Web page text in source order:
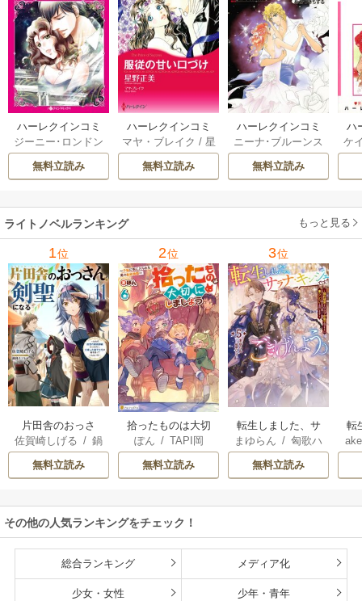
ハーレクインコミ
ックス セット 202
6年 vol.1064 1巻
ジーニー･ロンドン
橘花夜/ メアリ
ー･ライアンズ
ーガン/星合操/ア
ン･ウィール/ 津寺
里可子
無料立読み
ハーレクインコミ
ックス セット 202
6年 vol.1002 1巻
マヤ・ブレイク / 星
野正美/ ヘレン･ブ
ルックス/のわきね
ウェイ/一重夕子
無料立読み
ハーレクインコミ
ックス セット 202
6年 vol.1063 1巻
ニーナ･ブルーンス
おおつきちずる
レベッカ･ヨーク
ーディ/海野みつる
サラ･ウッド/流
水凛子
無料立読み
ハ
ッ
ケ
ザ
ライトノベルランキング もっと見る
1位
片田舎のおっさ
ん、剣聖になる
～ただの田舎の剣
術師範だったの
たちが俺を放って
くれない件～
佐賀崎しげる /鍋
島テツヒロ
無料立読み
2位
拾ったものは大切
にしましょう ～子
狼に気に入られた
男の転移物語～
ぽん / TAPI岡
無料立読み
3位
転生しました、サ
ラナ・キンジェで
す。ごきげんよ
う。
まゆらん /匈歌ハ
トリ
無料立読み
転
帝
その他の人気ランキングをチェック！
総合ランキング メディア化
少女・女性 少年・青年